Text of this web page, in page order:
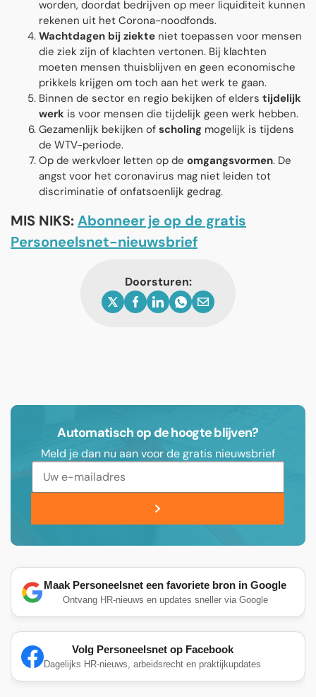
worden, doordat bedrijven op meer liquiditeit kunnen
rekenen uit het Corona-noodfonds.
Wachtdagen bij ziekte niet toepassen voor mensen
die ziek zijn of klachten vertonen. Bij klachten
moeten mensen thuisblijven en geen economische
prikkels krijgen om toch aan het werk te gaan.
Binnen de sector en regio bekijken of elders tijdelijk
werk is voor mensen die tijdelijk geen werk hebben.
Gezamenlijk bekijken of scholing mogelijk is tijdens
de WTV-periode.
Op de werkvloer letten op de omgangsvormen. De
angst voor het coronavirus mag niet leiden tot
discriminatie of onfatsoenlijk gedrag.
MIS NIKS:Abonneer je op de gratis
Personeelsnet-nieuwsbrief
Doorsturen:
Automatisch op de hoogte blijven?
Meld je dan nu aan voor de gratis nieuwsbrief
Maak Personeelsnet een favoriete bron in Google
Ontvang HR-nieuws en updates sneller via Google
Volg Personeelsnet op Facebook
Dagelijks HR-nieuws, arbeidsrecht en praktijkupdates